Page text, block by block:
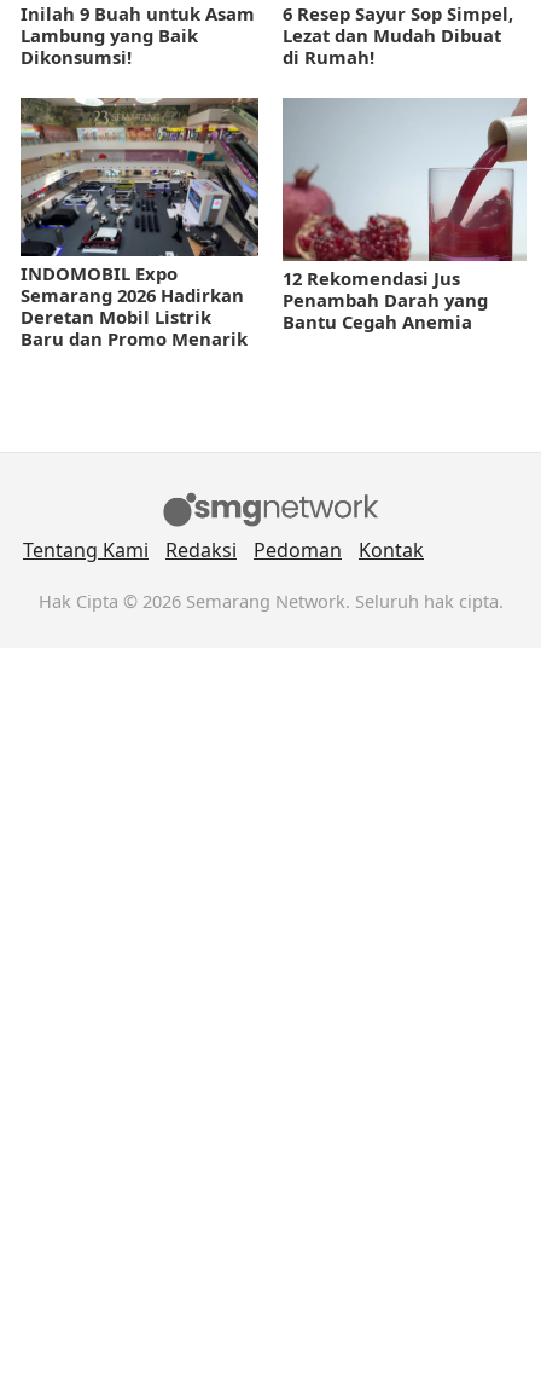
Inilah 9 Buah untuk Asam
Lambung yang Baik
Dikonsumsi!
6 Resep Sayur Sop Simpel,
Lezat dan Mudah Dibuat
di Rumah!
INDOMOBIL Expo
Semarang 2026 Hadirkan
Deretan Mobil Listrik
Baru dan Promo Menarik
12 Rekomendasi Jus
Penambah Darah yang
Bantu Cegah Anemia
Tentang Kami Redaksi Pedoman Kontak
Hak Cipta © 2026 Semarang Network. Seluruh hak cipta.